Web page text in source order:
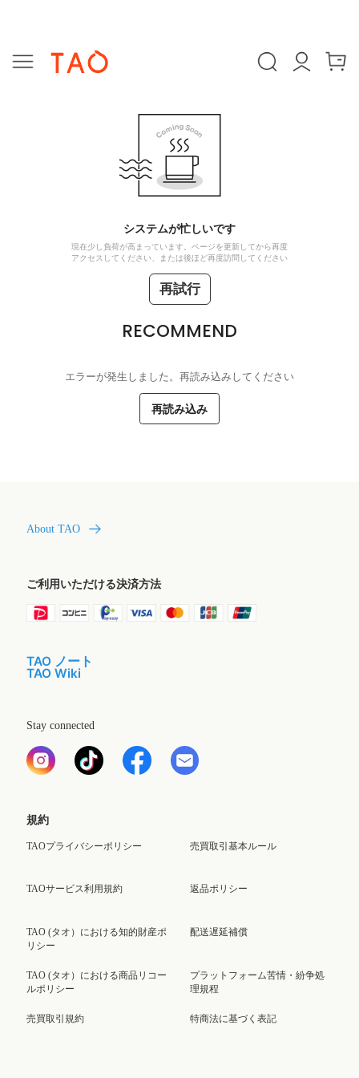
システムが忙しいです
現在少し負荷が高まっています。ページを更新してから再度
アクセスしてください、または後ほど再度訪問してください
再試行
RECOMMEND
エラーが発生しました。再読み込みしてください
再読み込み
About TAO
ご利用いただける決済方法
TAO ノート
TAO Wiki
Stay connected
規約
TAOプライバシーポリシー
TAOサービス利用規約
TAO (タオ）における知的財産ポ
リシー
TAO (タオ）における商品リコー
ルポリシー
売買取引規約
売買取引基本ルール
返品ポリシー
配送遅延補償
プラットフォーム苦情・紛争処
理規程
特商法に基づく表記